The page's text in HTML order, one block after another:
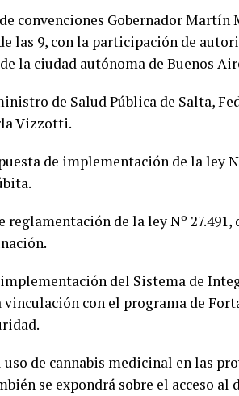
convenciones Gobernador Martín
las 9, con la participación de
la ciudad autónoma de Buenos
de Salud Pública de Salta,
Vizzotti.
de implementación de la ley
de la ley Nº 27.491,
del Sistema de
con el programa de
de cannabis medicinal en las
se expondrá sobre el acceso